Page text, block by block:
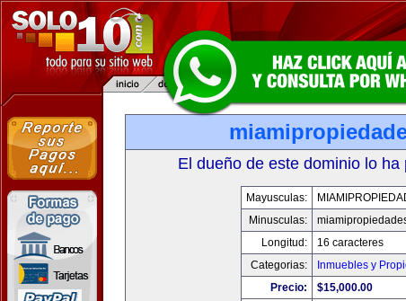
El dueño de este dominio lo ha
Mayusculas:
Minusculas:
Longitud:
16 caracteres
Categorias:
Inmuebles y
Precio:
$15,000.00